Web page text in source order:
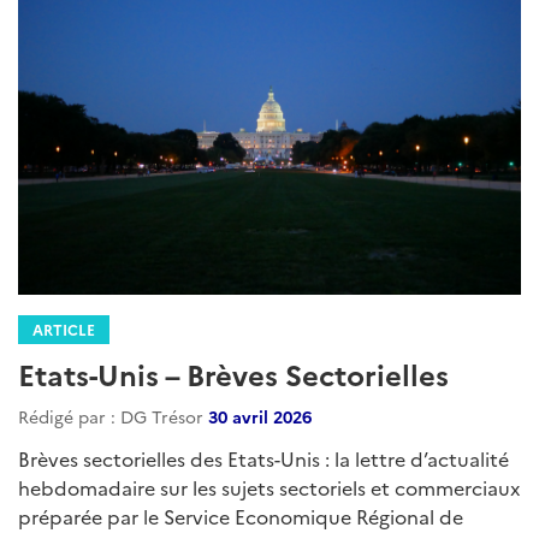
ARTICLE
Etats-Unis – Brèves Sectorielles
Rédigé par : DG Trésor18 juin 2026
Brèves sectorielles des Etats-Unis : la lettre d’actualité
hebdomadaire sur les sujets sectoriels et commerciaux
préparée par le Service Economique Régional de
Washington....Lire la suite